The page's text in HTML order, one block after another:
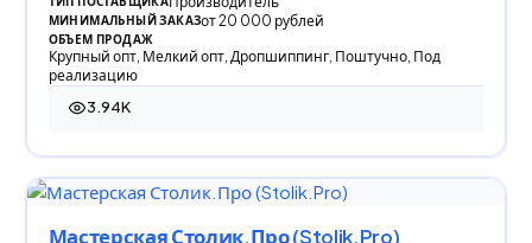
МИНИМАЛЬНЫЙ ЗАКАЗот 20 000 рублей
ОБЪЕМ ПРОДАЖ
Крупный опт, Мелкий опт, Дропшиппинг, Поштучно, Под
реализацию
3.94K
3 939 просмотров
Мастерская Столик.Про (Stolik.Pro)